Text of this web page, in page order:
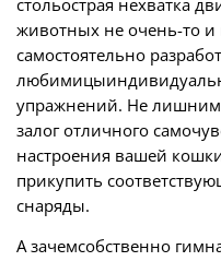
животных не очень-то и
самостоятельно
упражнений. Не лишним
залог отличного
настроения вашей
прикупить
снаряды.
А зачемсобственно